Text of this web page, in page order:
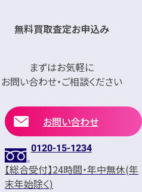
町 （2件）
無料買取査定お申込み
まずはお気軽に
お問い合わせ・ご相談ください
お問い合わせ
0120-15-1234
【総合受付】24時間・年中無休(年
末年始除く)